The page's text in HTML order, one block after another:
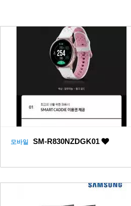
모바일 SM-R830NZDGK01